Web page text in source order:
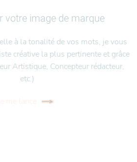
votre image de marque
à la tonalité de vos mots, je vous
créative la plus pertinente et grâce
Artistique, Concepteur rédacteur,
etc.)
me lance